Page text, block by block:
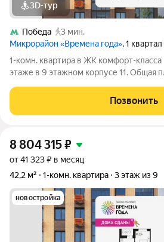
3D-тур
Победа
3 мин.
Микрорайон «Времена года», 1
1-комн. квартира в ЖК комфорт-класса
этаже в 9 этажном корпусе 11. Общая
современный жилой комплекс
расположенный в тихом и зеленом
Позвонить
8 804 315₽
от 41 323 ₽ в месяц
42,2 м²
1-комн. квартира 3 этаж из 9
новостройка